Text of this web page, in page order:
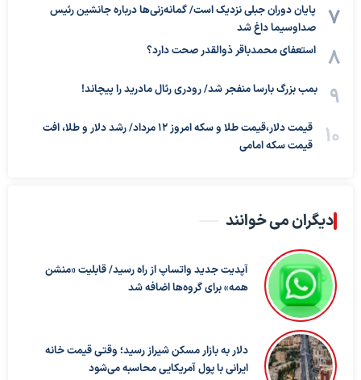
پایان دوران جبلی نزدیک است/ گمانه‌زنی‌ها درباره جانشین رئیس
صداوسیما داغ شد
استعفای محمدباقر ذوالقدر صحت دارد؟
بمب بزرگ بارسا منفجر شد/ رودری رئال مادرید را پیچاند!
قیمت دلار،قیمت طلا و سکه امروز ۱۲ مرداد/ رشد دلار و طلا، افت
قیمت سکه امامی
دیگران می خوانند
آپدیت جدید واتساپ از راه رسید/ قابلیت «منشن
همه» برای گروه‌ها اضافه شد
دلار به بازار مسکن شیراز رسید؛ وقتی قیمت خانه
ایرانی با پول آمریکایی محاسبه می‌شود